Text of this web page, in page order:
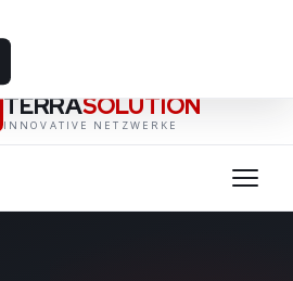
TERRASOLUTION
INNOVATIVE NETZWERKE